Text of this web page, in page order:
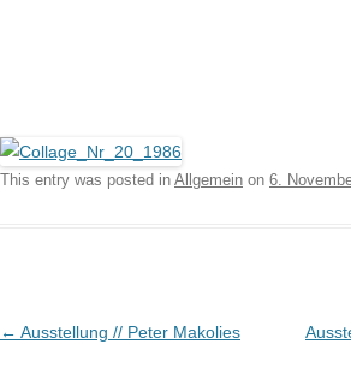
This entry was posted in Allgemein on 6.
Post navigation
← Ausstellung // Peter Makolies